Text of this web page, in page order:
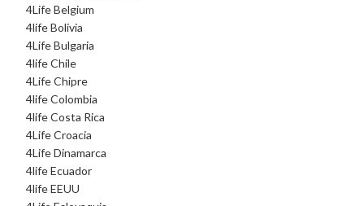
4Life Belgium
4life Bolivia
4Life Bulgaria
4life Chile
4Life Chipre
4life Colombia
4life Costa Rica
4Life Croacia
4Life Dinamarca
4life Ecuador
4life EEUU